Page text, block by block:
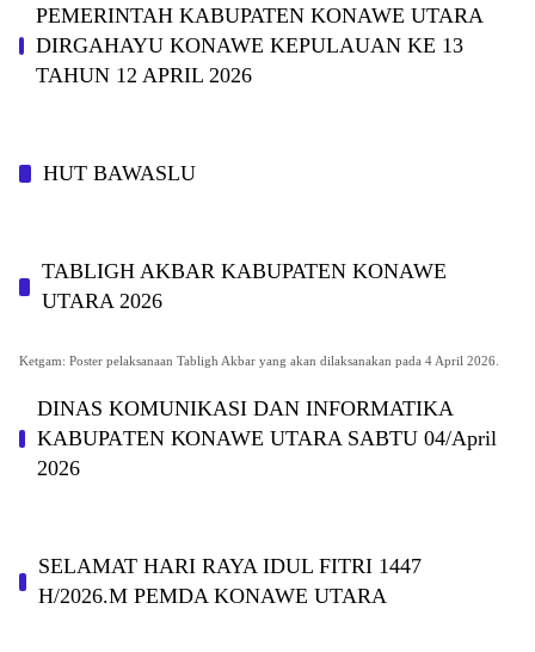
PEMERINTAH KABUPATEN KONAWE UTARA
DIRGAHAYU KONAWE KEPULAUAN KE 13
TAHUN 12 APRIL 2026
HUT BAWASLU
TABLIGH AKBAR KABUPATEN KONAWE
UTARA 2026
Ketgam: Poster pelaksanaan Tabligh Akbar yang akan dilaksanakan pada 4 April 2026.
DINAS KOMUNIKASI DAN INFORMATIKA
KABUPAΤΕΝ ΚΟNAWE UTARA SABTU 04/April
2026
SELAMAT HARI RAYA IDUL FITRI 1447
H/2026.M PEMDA KONAWE UTARA